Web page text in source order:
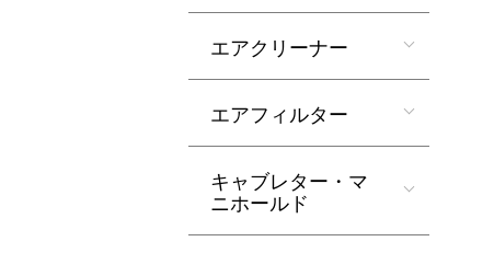
エアクリーナー
エアフィルター
キャブレター・マ
ニホールド